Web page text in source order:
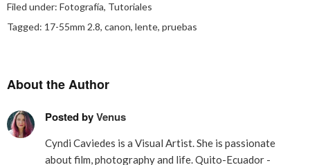
Filed under: Fotografía, Tutoriales
Tagged: 17-55mm 2.8, canon, lente, pruebas
About the Author
Posted byVenus
Cyndi Caviedes is a Visual Artist. She is passionate
about film, photography and life. Quito-Ecuador -